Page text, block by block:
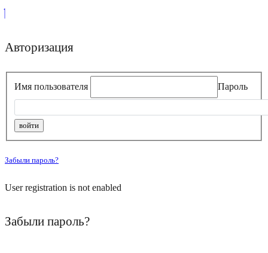
Авторизация
Имя пользователя Пароль
Забыли пароль?
User registration is not enabled
Забыли пароль?